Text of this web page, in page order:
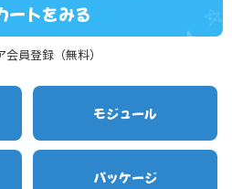
ートをみる
会員登録（無料）
モジュール
パッケージ